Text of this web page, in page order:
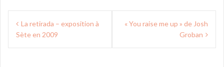
Navigation
deLa retirada – exposition à
Sète en 2009
« You raise me up » de Josh
Groban